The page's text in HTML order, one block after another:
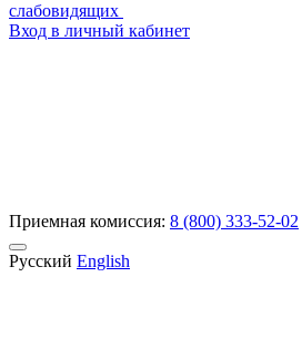
слабовидящих
Вход в личный кабинет
Приемная комиссия: 8 (800) 333-52-02
Русский English